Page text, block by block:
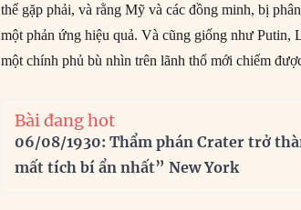
thể gặp phải, và rằng Mỹ và các đồng minh, bị
một phản ứng hiệu quả. Và cũng giống như Putin,
một chính phủ bù nhìn trên lãnh thổ mới chiếm
Bài đang hot
06/08/1930: Thẩm phán Crater trở
mất tích bí ẩn nhất” New York